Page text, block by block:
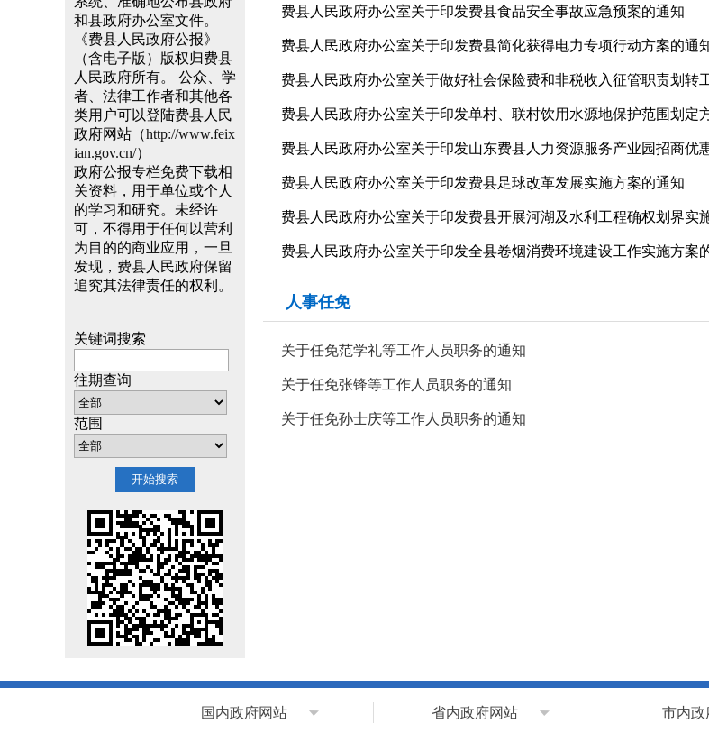
和县政府办公室文件。
《费县人民政府公报》
（含电子版）版权归费县
人民政府所有。 公众、学
者、法律工作者和其他各
类用户可以登陆费县人民
政府网站（http://www.feix
ian.gov.cn/）
政府公报专栏免费下载相
关资料，用于单位或个人
的学习和研究。未经许
可，不得用于任何以营利
为目的的商业应用，一旦
发现，费县人民政府保留
追究其法律责任的权利。
关键词搜索
往期查询
范围
​费县人民政府办公室关于印发费县食品安全事故应急预案的通知
费县人民政府办公室关于印发费县简化获得电力专项行动方案的通
费县人民政府办公室关于做好社会保险费和非税收入征管职责划转
费县人民政府办公室关于印发单村、联村饮用水源地保护范围划定
费县人民政府办公室关于印发山东费县人力资源服务产业园招商优
费县人民政府办公室关于印发费县足球改革发展实施方案的通知
费县人民政府办公室关于印发费县开展河湖及水利工程确权划界实
费县人民政府办公室关于印发全县卷烟消费环境建设工作实施方案
人事任免
关于任免范学礼等工作人员职务的通知
关于任免张锋等工作人员职务的通知
关于任免孙士庆等工作人员职务的通知
国内政府网站 省内政府网站 市内政